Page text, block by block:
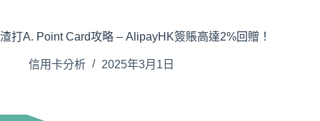
渣打A. Point Card攻略 – AlipayHK簽賬高達2%回贈！
信用卡分析 2025年3月1日